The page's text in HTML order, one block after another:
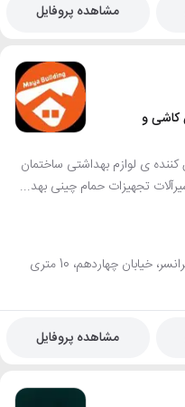
مشاهده پروفایل
کاشی و
کننده ی لوازم بهداشتی ساختمان
تجهیزات حمام چینی بهد...
تهران، منطقه 21، محله باشگاه نفت، تهرانسر، خیابان چهاردهم، 10 متری
مشاهده پروفایل